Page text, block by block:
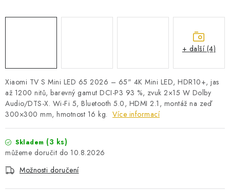
Xiaomi TV S Mini LED 65 2026 – 65" 4K Mini LED, HDR10+, jas
až 1200 nitů, barevný gamut DCI-P3 93 %, zvuk 2×15 W Dolby
Audio/DTS-X. Wi-Fi 5, Bluetooth 5.0, HDMI 2.1, montáž na zeď
300×300 mm, hmotnost 16 kg. Více informací
Skladem (3 ks)
10.8.2026
Možnosti doručení
+ další (4)